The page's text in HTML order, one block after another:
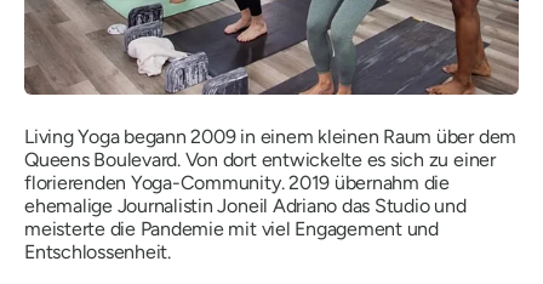
Living Yoga begann 2009 in einem kleinen Raum über dem
Queens Boulevard. Von dort entwickelte es sich zu einer
florierenden Yoga-Community. 2019 übernahm die
ehemalige Journalistin Joneil Adriano das Studio und
meisterte die Pandemie mit viel Engagement und
Entschlossenheit.